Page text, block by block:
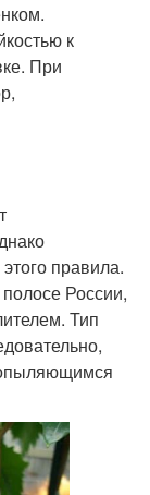
к
При
правила.
России,
Тип